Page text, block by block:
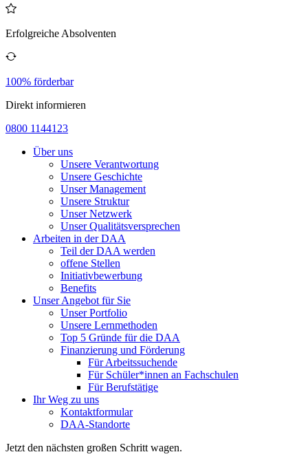
Erfolgreiche Absolventen
100% förderbar
Direkt informieren
0800 1144123
Über uns
Unsere Verantwortung
Unsere Geschichte
Unser Management
Unsere Struktur
Unser Netzwerk
Unser Qualitätsversprechen
Arbeiten in der DAA
Teil der DAA werden
offene Stellen
Initiativbewerbung
Benefits
Unser Angebot für Sie
Unser Portfolio
Unsere Lernmethoden
Top 5 Gründe für die DAA
Finanzierung und Förderung
Für Arbeitssuchende
Für Schüler*innen an Fachschulen
Für Berufstätige
Ihr Weg zu uns
Kontaktformular
DAA-Standorte
Jetzt den nächsten großen Schritt wagen.